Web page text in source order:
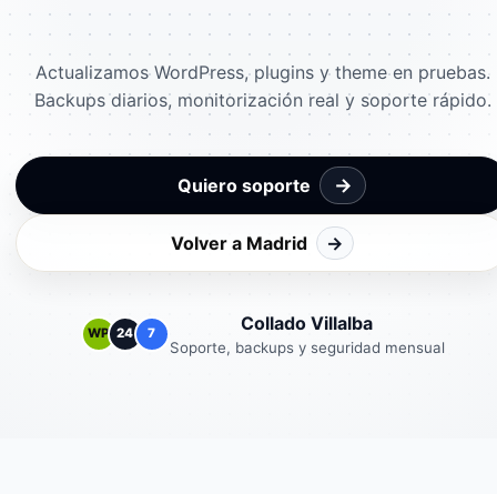
Actualizamos WordPress, plugins y theme en pruebas.
Backups diarios, monitorización real y soporte rápido.
Quiero soporte →
Volver a Madrid →
WP 24 7 Collado Villalba
Soporte, backups y seguridad mensual